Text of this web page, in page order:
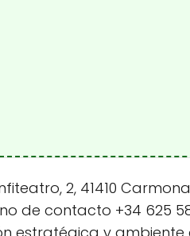
2, 41410
de contacto +34 625